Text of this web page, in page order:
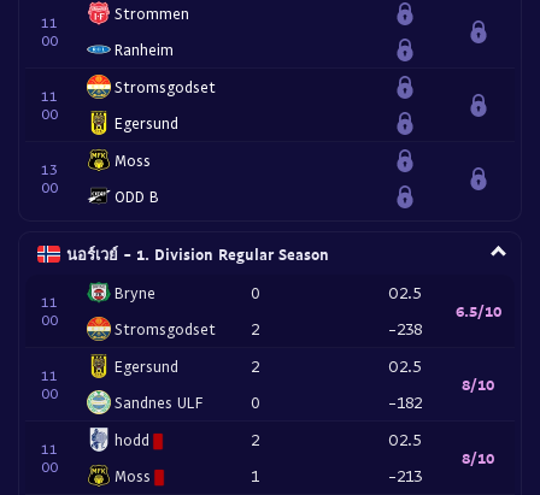
11
00
Strommen
Ranheim
11
00
Stromsgodset
Egersund
13
00
Moss
ODD B
นอร์เวย์ - 1. Division Regular Season
11
00
Bryne
Stromsgodset
0
2
O2.5
-238
6.5/10
11
00
Egersund
Sandnes ULF
2
0
O2.5
-182
8/10
11
00
hodd
Moss
2
1
O2.5
-213
8/10